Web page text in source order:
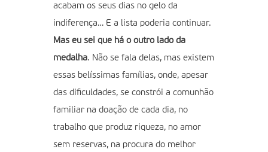
acabam os seus dias no gelo da
indiferença… E a lista poderia continuar.
Mas eu sei que há o outro lado da
medalha. Não se fala delas, mas existem
essas belíssimas famílias, onde, apesar
das dificuldades, se constrói a comunhão
familiar na doação de cada dia, no
trabalho que produz riqueza, no amor
sem reservas, na procura do melhor